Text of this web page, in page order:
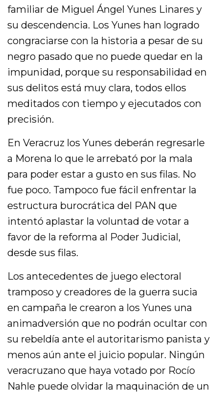
familiar de Miguel Ángel Yunes Linares y
su descendencia. Los Yunes han logrado
congraciarse con la historia a pesar de su
negro pasado que no puede quedar en la
impunidad, porque su responsabilidad en
sus delitos está muy clara, todos ellos
meditados con tiempo y ejecutados con
precisión.
En Veracruz los Yunes deberán regresarle
a Morena lo que le arrebató por la mala
para poder estar a gusto en sus filas. No
fue poco. Tampoco fue fácil enfrentar la
estructura burocrática del PAN que
intentó aplastar la voluntad de votar a
favor de la reforma al Poder Judicial,
desde sus filas.
Los antecedentes de juego electoral
tramposo y creadores de la guerra sucia
en campaña le crearon a los Yunes una
animadversión que no podrán ocultar con
su rebeldía ante el autoritarismo panista y
menos aún ante el juicio popular. Ningún
veracruzano que haya votado por Rocío
Nahle puede olvidar la maquinación de un